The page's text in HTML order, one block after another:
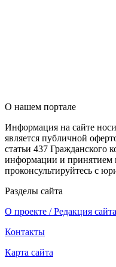
О нашем портале
Информация на сайте
является публичной
статьи 437 Гражданского
информации и принятием
проконсультируйтесь с
Разделы сайта
О проекте / Редакция сайта
Контакты
Карта сайта